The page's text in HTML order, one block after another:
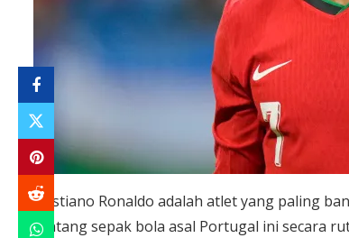
Cristiano Ronaldo adalah atlet yang paling
Bintang sepak bola asal Portugal ini secara